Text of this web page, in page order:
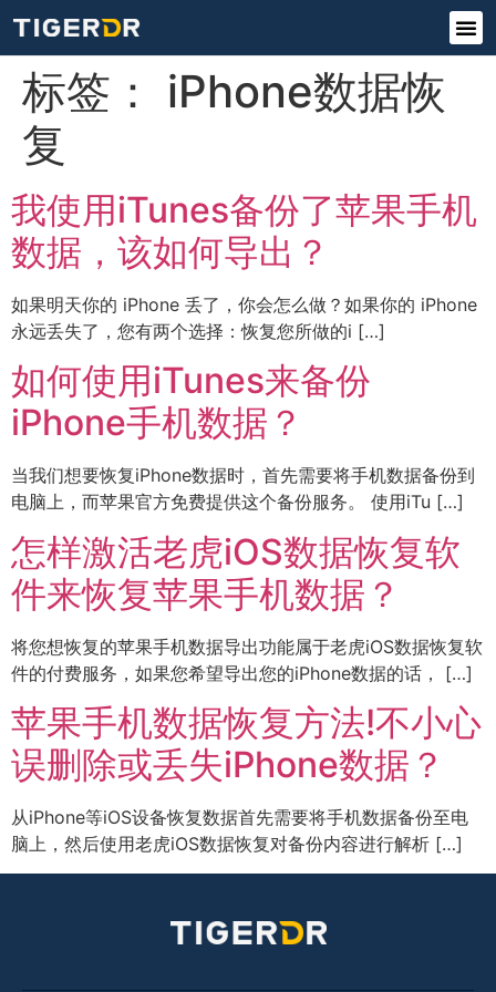
标签： iPhone数据恢
复
我使用iTunes备份了苹果手机
数据，该如何导出？
如果明天你的 iPhone 丢了，你会怎么做？如果你的 iPhone
永远丢失了，您有两个选择：恢复您所做的i […]
如何使用iTunes来备份
iPhone手机数据？
当我们想要恢复iPhone数据时，首先需要将手机数据备份到
电脑上，而苹果官方免费提供这个备份服务。 使用iTu […]
怎样激活老虎iOS数据恢复软
件来恢复苹果手机数据？
将您想恢复的苹果手机数据导出功能属于老虎iOS数据恢复软
件的付费服务，如果您希望导出您的iPhone数据的话， […]
苹果手机数据恢复方法!不小心
误删除或丢失iPhone数据？
从iPhone等iOS设备恢复数据首先需要将手机数据备份至电
脑上，然后使用老虎iOS数据恢复对备份内容进行解析 […]